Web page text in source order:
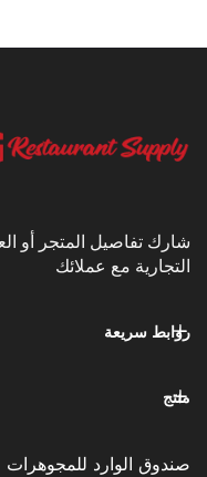
المتجر أو العروض
عملائك
للمجوهرات